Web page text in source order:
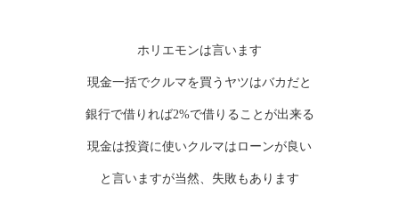
ホリエモンは言います
現金一括でクルマを買うヤツはバカだと
銀行で借りれば2%で借りることが出来る
現金は投資に使いクルマはローンが良い
と言いますが当然、失敗もあります